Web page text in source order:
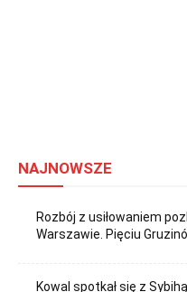
NAJNOWSZE
Rozbój z usiłowaniem
Warszawie. Pięciu
Kowal spotkał się z